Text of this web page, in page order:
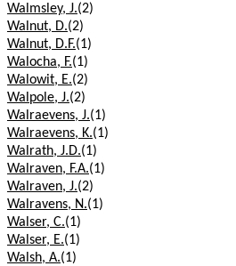
Walmsley, J.(2)
Walnut, D.(2)
Walnut, D.F.(1)
Walocha, F.(1)
Walowit, E.(2)
Walpole, J.(2)
Walraevens, J.(1)
Walraevens, K.(1)
Walrath, J.D.(1)
Walraven, F.A.(1)
Walraven, J.(2)
Walravens, N.(1)
Walser, C.(1)
Walser, E.(1)
Walsh, A.(1)